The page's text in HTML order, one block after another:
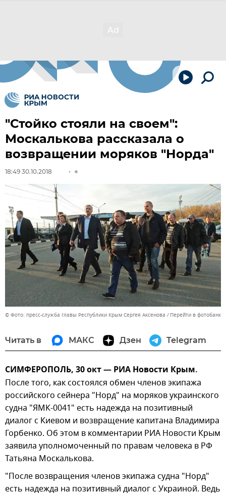
"Стойко стояли на своем":
Москалькова рассказала о
возвращении моряков "Норда"
18:49 30.10.2018
© Фото: пресс-служба главы Республики Крым Сергея Аксенова Перейти в фотобанк
Читать в МАКС Дзен Telegram
СИМФЕРОПОЛЬ, 30 окт — РИА Новости Крым.
После того, как состоялся обмен членов экипажа
российского сейнера "Норд" на моряков украинского
судна "ЯМК-0041" есть надежда на позитивный
диалог с Киевом и возвращение капитана Владимира
Горбенко. Об этом в комментарии РИА Новости Крым
заявила уполномоченный по правам человека в РФ
Татьяна Москалькова.
"После возвращения членов экипажа судна "Норд"
есть надежда на позитивный диалог с Украиной. Ведь